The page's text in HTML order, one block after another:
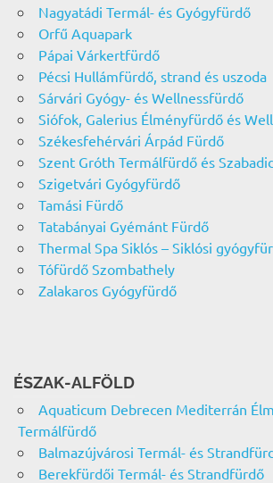
Nagyatádi Termál- és Gyógyfürdő
Orfű Aquapark
Pápai Várkertfürdő
Pécsi Hullámfürdő, strand és uszoda
Sárvári Gyógy- és Wellnessfürdő
Siófok, Galerius Élményfürdő és
Székesfehérvári Árpád Fürdő
Szent Gróth Termálfürdő és
Szigetvári Gyógyfürdő
Tamási Fürdő
Tatabányai Gyémánt Fürdő
Thermal Spa Siklós – Siklósi
Tófürdő Szombathely
Zalakaros Gyógyfürdő
ÉSZAK-ALFÖLD
Aquaticum Debrecen Mediterrán
Termálfürdő
Balmazújvárosi Termál- és
Berekfürdői Termál- és Strandfürdő